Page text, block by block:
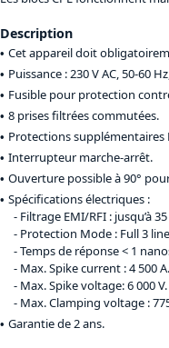
Description
Cet appareil doit
Puissance : 230 V AC, 50-60
Fusible pour protection
8 prises filtrées commutées.
Protections supplémentaires
Interrupteur marche-arrêt.
Ouverture possible à 90°
Spécifications électriques :
Filtrage EMI/RFI : jusqu’à
Protection Mode : Full 3
Temps de réponse < 1
Max. Spike current : 4 500 A.
Max. Spike voltage: 6 000 V.
Max. Clamping voltage :
Garantie de 2 ans.